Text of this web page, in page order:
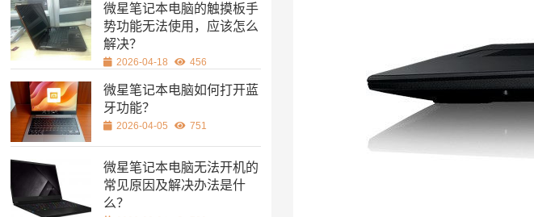
微星笔记本电脑的触摸板手
势功能无法使用，应该怎么
解决？
2026-04-18 456
微星笔记本电脑如何打开蓝
牙功能？
2026-04-05 751
微星笔记本电脑无法开机的
常见原因及解决办法是什
么？